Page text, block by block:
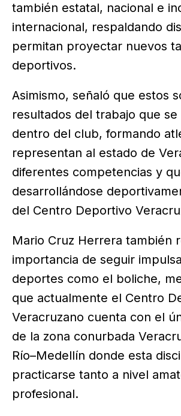
también estatal, nacional e
internacional, respaldando
permitan proyectar nuevos
deportivos.
Asimismo, señaló que estos
resultados del trabajo que se
dentro del club, formando
representan al estado de
diferentes competencias y
desarrollándose
del Centro Deportivo
Mario Cruz Herrera también
importancia de seguir
deportes como el boliche,
que actualmente el Centro
Veracruzano cuenta con el
de la zona conurbada
Río–Medellín donde esta
practicarse tanto a nivel
profesional.